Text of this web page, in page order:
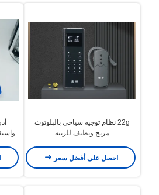
22g نظام توجيه سياحي بالبلوتوث
مريح ونظيف للزينة
احصل على أفضل سعر